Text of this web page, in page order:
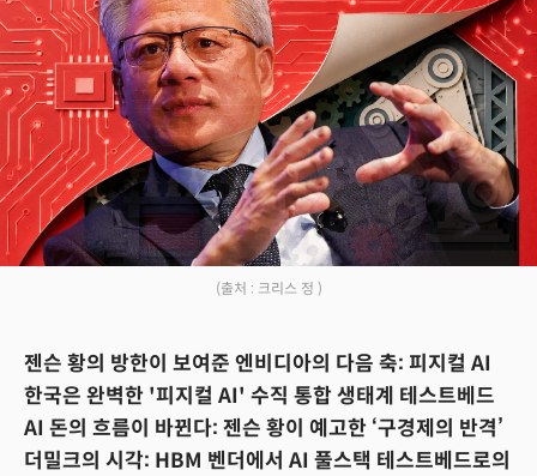
(출처 : 크리스 정 )
젠슨 황의 방한이 보여준 엔비디아의 다음 축: 피지컬 AI
한국은 완벽한 '피지컬 AI' 수직 통합 생태계 테스트베드
AI 돈의 흐름이 바뀐다: 젠슨 황이 예고한 ‘구경제의 반격’
더밀크의 시각: HBM 벤더에서 AI 풀스택 테스트베드로의